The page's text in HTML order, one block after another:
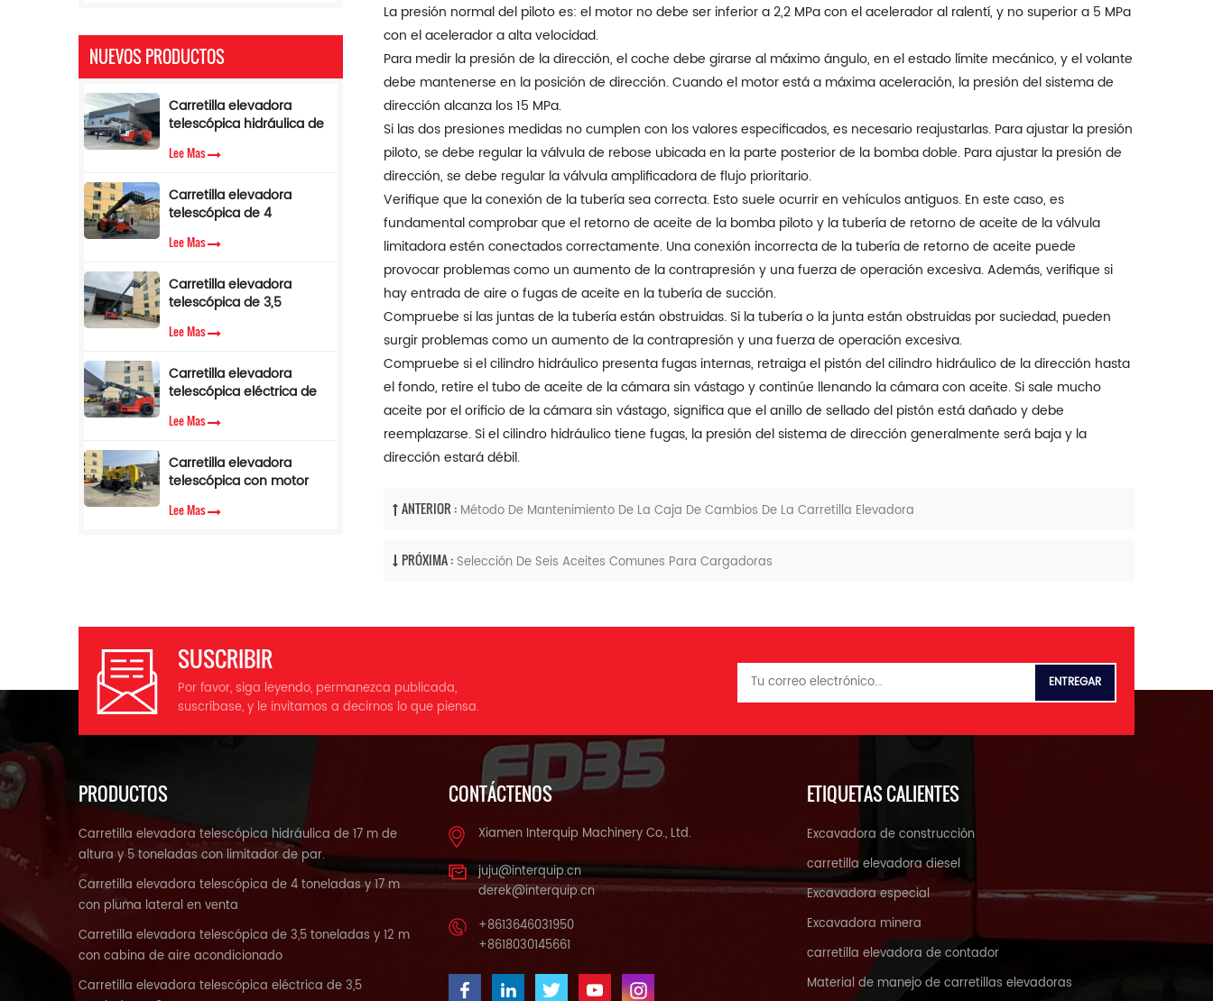
La presión normal del piloto es: el motor no debe ser inferior a 2,2 MPa con el acelerador al ralentí, y no superior a 5 MPa
con el acelerador a alta velocidad.
Para medir la presión de la dirección, el coche debe girarse al máximo ángulo, en el estado límite mecánico, y el volante
debe mantenerse en la posición de dirección. Cuando el motor está a máxima aceleración, la presión del sistema de
dirección alcanza los 15 MPa.
Si las dos presiones medidas no cumplen con los valores especificados, es necesario reajustarlas. Para ajustar la presión
piloto, se debe regular la válvula de rebose ubicada en la parte posterior de la bomba doble. Para ajustar la presión de
dirección, se debe regular la válvula amplificadora de flujo prioritario.
Verifique que la conexión de la tubería sea correcta. Esto suele ocurrir en vehículos antiguos. En este caso, es
fundamental comprobar que el retorno de aceite de la bomba piloto y la tubería de retorno de aceite de la válvula
limitadora estén conectados correctamente. Una conexión incorrecta de la tubería de retorno de aceite puede
provocar problemas como un aumento de la contrapresión y una fuerza de operación excesiva. Además, verifique si
hay entrada de aire o fugas de aceite en la tubería de succión.
Compruebe si las juntas de la tubería están obstruidas. Si la tubería o la junta están obstruidas por suciedad, pueden
surgir problemas como un aumento de la contrapresión y una fuerza de operación excesiva.
Compruebe si el cilindro hidráulico presenta fugas internas, retraiga el pistón del cilindro hidráulico de la dirección hasta
el fondo, retire el tubo de aceite de la cámara sin vástago y continúe llenando la cámara con aceite. Si sale mucho
aceite por el orificio de la cámara sin vástago, significa que el anillo de sellado del pistón está dañado y debe
reemplazarse. Si el cilindro hidráulico tiene fugas, la presión del sistema de dirección generalmente será baja y la
dirección estará débil.
ANTERIOR : Método De Mantenimiento De La Caja De Cambios De La Carretilla Elevadora
PRÓXIMA : Selección De Seis Aceites Comunes Para Cargadoras
NUEVOS PRODUCTOS
Carretilla elevadora
telescópica hidráulica de
toneladas con limitador
Lee Mas
Carretilla elevadora
telescópica de 4
pluma lateral en venta
Lee Mas
Carretilla elevadora
telescópica de 3,5
cabina de aire
Lee Mas
Carretilla elevadora
telescópica eléctrica de
Lee Mas
Carretilla elevadora
telescópica con motor
3,5 toneladas y 7 m de
Lee Mas
SUSCRIBIR
Por favor, siga leyendo, permanezca publicada,
suscríbase, y le invitamos a decirnos lo que piensa.
PRODUCTOS
Carretilla elevadora telescópica hidráulica de 17 m de
altura y 5 toneladas con limitador de par.
Carretilla elevadora telescópica de 4 toneladas y 17 m
con pluma lateral en venta
Carretilla elevadora telescópica de 3,5 toneladas y 12 m
con cabina de aire acondicionado
Carretilla elevadora telescópica eléctrica de 3,5
CONTÁCTENOS
Xiamen Interquip Machinery Co., Ltd.
juju@interquip.cn
derek@interquip.cn
+8613646031950
+8618030145661
ETIQUETAS CALIENTES
Excavadora de construcción
carretilla elevadora diesel
Excavadora especial
Excavadora minera
carretilla elevadora de contador
Material de manejo de carretillas elevadoras